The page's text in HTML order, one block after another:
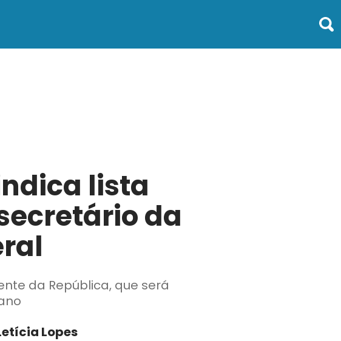
lista
da
da República, que será
Lopes